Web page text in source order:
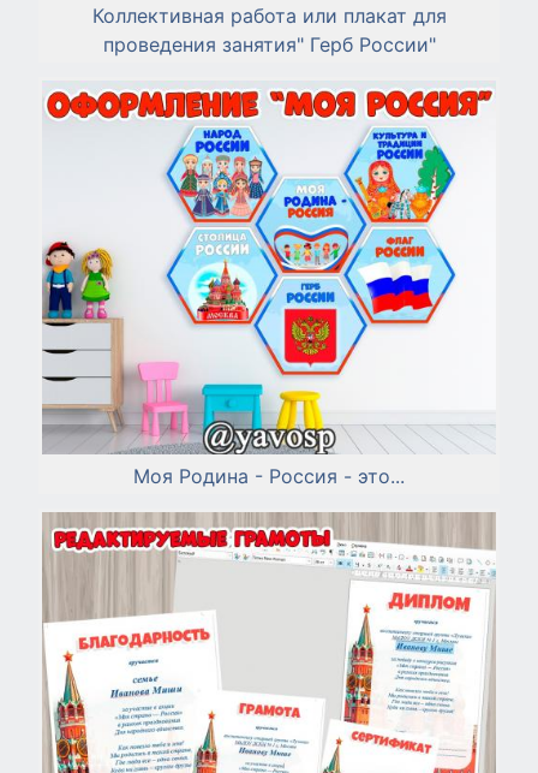
Коллективная работа или плакат для
проведения занятия" Герб России"
Моя Родина - Россия - это...